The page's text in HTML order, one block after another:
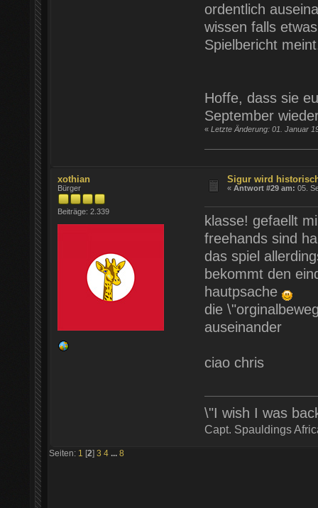
ordentlich
wissen falls
Spielbericht
Hoffe, dass sie
September
« Letzte Änderung: 01. Januar
xothian
Bürger
Beiträge: 2.339
Sigur wird
«Antwort #29 am: 05.
klasse! gefaellt
freehands sind
das spiel
bekommt den
hautpsache
die
auseinander
ciao chris
\"I wish I was
Capt. Spauldings
Seiten: 1 [2] 3 4 ... 8